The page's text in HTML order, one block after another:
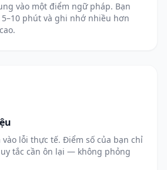
vào một điểm ngữ pháp. Bạn
phút và ghi nhớ nhiều hơn
lỗi thực tế. Điểm số của bạn chỉ
tắc cần ôn lại — không phỏng